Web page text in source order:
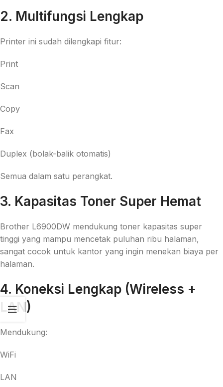
2. Multifungsi Lengkap
Printer ini sudah dilengkapi fitur:
Print
Scan
Copy
Fax
Duplex (bolak-balik otomatis)
Semua dalam satu perangkat.
3. Kapasitas Toner Super Hemat
Brother L6900DW mendukung toner kapasitas super
tinggi yang mampu mencetak puluhan ribu halaman,
sangat cocok untuk kantor yang ingin menekan biaya per
halaman.
4. Koneksi Lengkap (Wireless +
LAN)
Mendukung:
WiFi
LAN